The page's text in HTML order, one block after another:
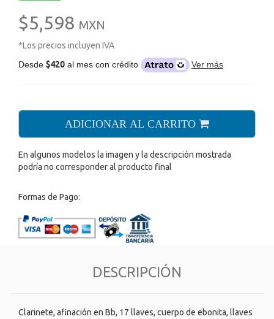
$5,598 MXN
*Los precios incluyen IVA
Desde $420 al mes con crédito Ver más
ADICIONAR AL CARRITO
En algunos modelos la imagen y la descripción mostrada
podría no corresponder al producto final
Formas de Pago:
DESCRIPCIÓN
Clarinete, afinación en Bb, 17 llaves, cuerpo de ebonita, llaves